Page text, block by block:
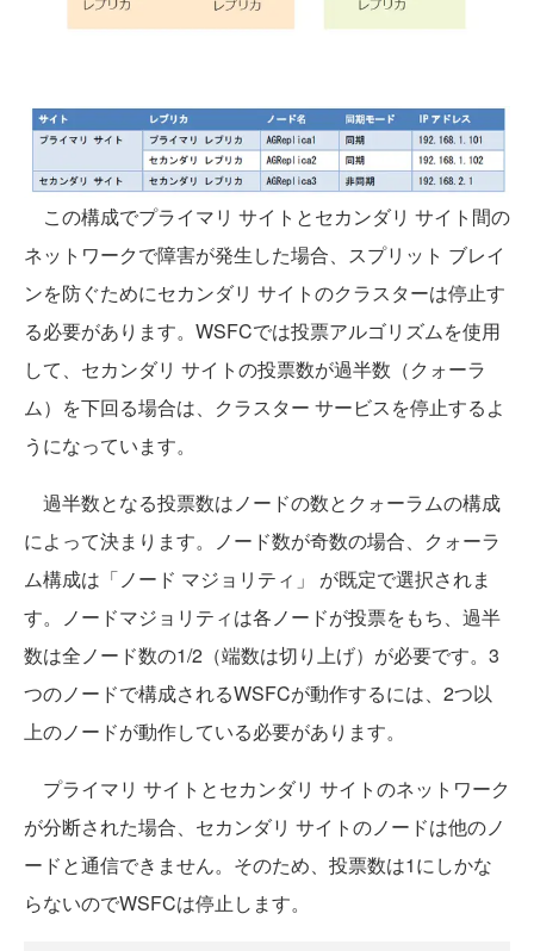
この構成でプライマリ サイトとセカンダリ サイト間の
ネットワークで障害が発生した場合、スプリット ブレイ
ンを防ぐためにセカンダリ サイトのクラスターは停止す
る必要があります。WSFCでは投票アルゴリズムを使用
して、セカンダリ サイトの投票数が過半数（クォーラ
ム）を下回る場合は、クラスター サービスを停止するよ
うになっています。
過半数となる投票数はノードの数とクォーラムの構成
によって決まります。ノード数が奇数の場合、クォーラ
ム構成は「ノード マジョリティ」 が既定で選択されま
す。ノードマジョリティは各ノードが投票をもち、過半
数は全ノード数の1/2（端数は切り上げ）が必要です。3
つのノードで構成されるWSFCが動作するには、2つ以
上のノードが動作している必要があります。
プライマリ サイトとセカンダリ サイトのネットワーク
が分断された場合、セカンダリ サイトのノードは他のノ
ードと通信できません。そのため、投票数は1にしかな
らないのでWSFCは停止します。